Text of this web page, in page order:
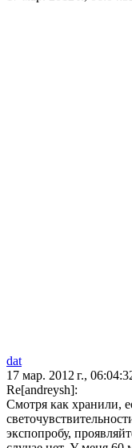
dat
17 мар. 2012 г.,
Re[andreysh]:
Смотря как хранили,
экспопробу,